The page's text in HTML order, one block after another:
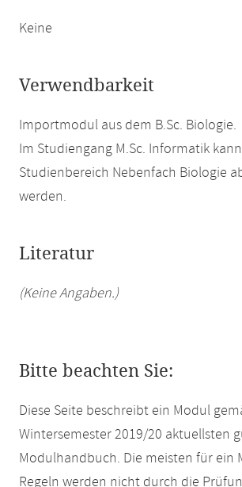
Keine
Verwendbarkeit
Importmodul aus dem B.Sc. Biologie.
Im Studiengang M.Sc. Informatik
Studienbereich Nebenfach Biologie
werden.
Literatur
(Keine Angaben.)
Bitte beachten Sie:
Diese Seite beschreibt ein Modul
Wintersemester 2019/20 aktuellsten
Modulhandbuch. Die meisten für ein
Regeln werden nicht durch die